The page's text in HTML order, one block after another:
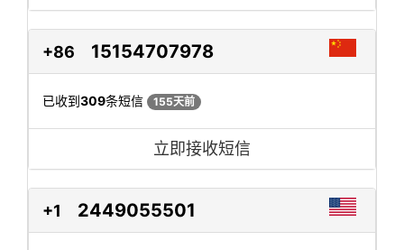
+86 15154707978
已收到309条短信 155天前
立即接收短信
+1 2449055501